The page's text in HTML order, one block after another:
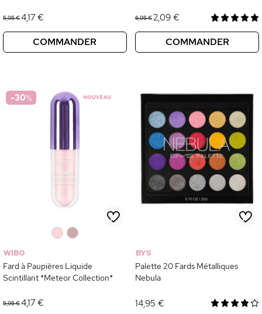
5,95 €4,17 €
COMMANDER
6,95 €2,09 €
COMMANDER
-30%
WIBO
Fard à Paupières Liquide
Scintillant *Meteor Collection*
5,95 €4,17 €
BYS
Palette 20 Fards Métalliques
Nebula
14,95 €